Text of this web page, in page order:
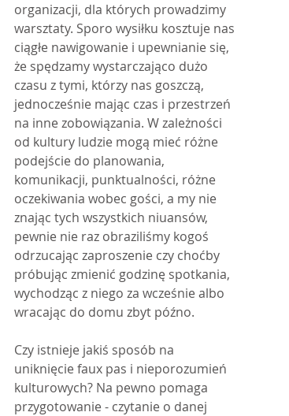
organizacji, dla których prowadzimy
warsztaty. Sporo wysiłku kosztuje nas
ciągłe nawigowanie i upewnianie się,
że spędzamy wystarczająco dużo
czasu z tymi, którzy nas goszczą,
jednocześnie mając czas i przestrzeń
na inne zobowiązania. W zależności
od kultury ludzie mogą mieć różne
podejście do planowania,
komunikacji, punktualności, różne
oczekiwania wobec gości, a my nie
znając tych wszystkich niuansów,
pewnie nie raz obraziliśmy kogoś
odrzucając zaproszenie czy choćby
próbując zmienić godzinę spotkania,
wychodząc z niego za wcześnie albo
wracając do domu zbyt późno.
Czy istnieje jakiś sposób na
uniknięcie faux pas i nieporozumień
kulturowych? Na pewno pomaga
przygotowanie - czytanie o danej